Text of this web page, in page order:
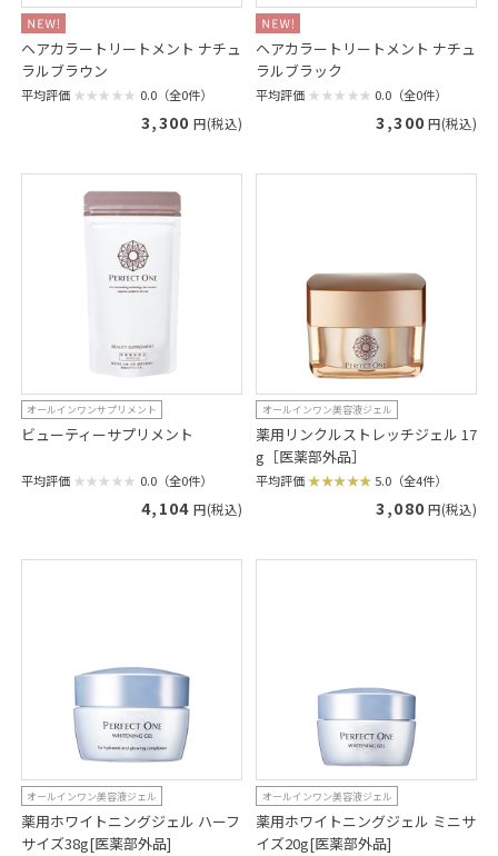
ヘアカラートリートメント ナチュ
ラルブラウン
平均評価 0.0（全0件）
3,300 円(税込)
ヘアカラートリートメント ナチュ
ラルブラック
平均評価 0.0（全0件）
3,300 円(税込)
オールインワンサプリメント
ビューティーサプリメント
平均評価 0.0（全0件）
4,104 円(税込)
オールインワン美容液ジェル
薬用リンクルストレッチジェル 17
g［医薬部外品］
平均評価 5.0（全4件）
3,080 円(税込)
オールインワン美容液ジェル
薬用ホワイトニングジェル ハーフ
サイズ38g[医薬部外品]
オールインワン美容液ジェル
薬用ホワイトニングジェル ミニサ
イズ20g[医薬部外品]